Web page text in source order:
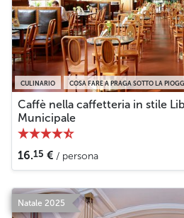
CULINARIO COSA FARE A PRAGA SOTTO LA
Caffè nella caffetteria in stile
Municipale
16.15 € / persona
Natale 2025